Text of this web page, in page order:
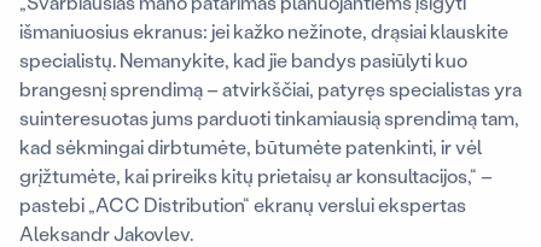
išmaniuosius ekranus: jei kažko nežinote, drąsiai klauskite
specialistų. Nemanykite, kad jie bandys pasiūlyti kuo
brangesnį sprendimą – atvirkščiai, patyręs specialistas yra
suinteresuotas jums parduoti tinkamiausią sprendimą tam,
kad sėkmingai dirbtumėte, būtumėte patenkinti, ir vėl
grįžtumėte, kai prireiks kitų prietaisų ar konsultacijos,“ –
pastebi „ACC Distribution“ ekranų verslui ekspertas
Aleksandr Jakovlev.